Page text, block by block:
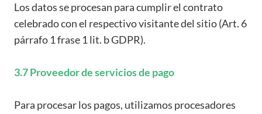
Los datos se procesan para cumplir el contrato
celebrado con el respectivo visitante del sitio (Art. 6
párrafo 1 frase 1 lit. b GDPR).
3.7 Proveedor de servicios de pago
Para procesar los pagos, utilizamos procesadores